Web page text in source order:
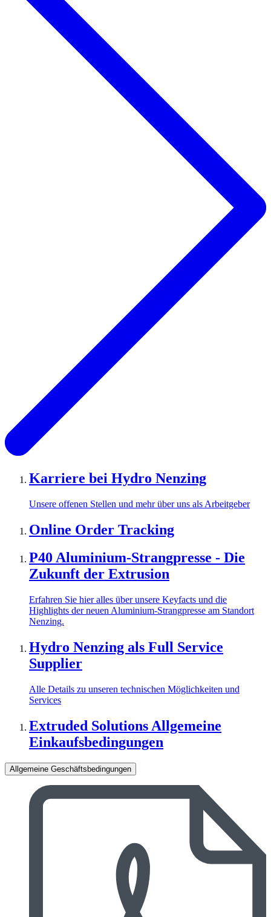
Karriere bei Hydro Nenzing
Unsere offenen Stellen und mehr über uns als Arbeitgeber
Online Order Tracking
P40 Aluminium-Strangpresse - Die
Zukunft der Extrusion
Erfahren Sie hier alles über unsere Keyfacts und die
Highlights der neuen Aluminium-Strangpresse am Standort
Nenzing.
Hydro Nenzing als Full Service
Supplier
Alle Details zu unseren technischen Möglichkeiten und
Services
Extruded Solutions Allgemeine
Einkaufsbedingungen
Allgemeine Geschäftsbedingungen